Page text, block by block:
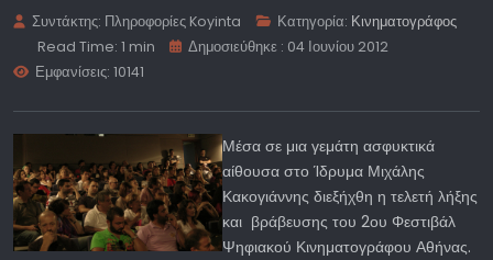
Συντάκτης: Πληροφορίες Koyinta Κατηγορία: Κινηματογράφος
Read Time: 1 min
Δημοσιεύθηκε : 04 Ιουνίου 2012
Εμφανίσεις: 10141
Μέσα σε μια γεμάτη ασφυκτικά
αίθουσα στο Ίδρυμα Μιχάλης
Κακογιάννης διεξήχθη η τελετή λήξης
και βράβευσης του 2ου Φεστιβάλ
Ψηφιακού Κινηματογράφου Αθήνας.